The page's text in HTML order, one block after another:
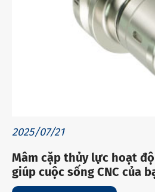
2025/07/21
Mâm cặp thủy lực hoạt
giúp cuộc sống CNC của